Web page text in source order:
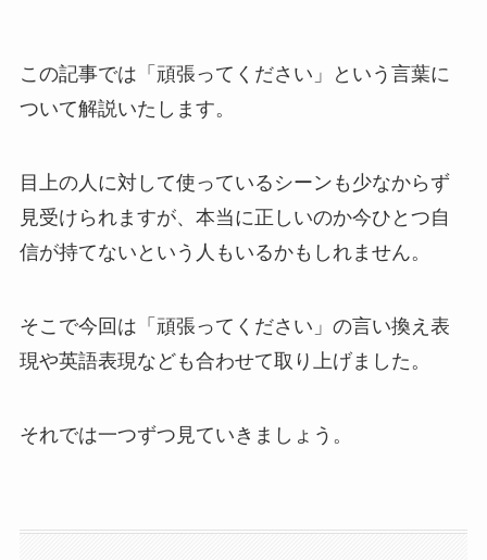
この記事では「頑張ってください」という言葉に
ついて解説いたします。
目上の人に対して使っているシーンも少なからず
見受けられますが、本当に正しいのか今ひとつ自
信が持てないという人もいるかもしれません。
そこで今回は「頑張ってください」の言い換え表
現や英語表現なども合わせて取り上げました。
それでは一つずつ見ていきましょう。